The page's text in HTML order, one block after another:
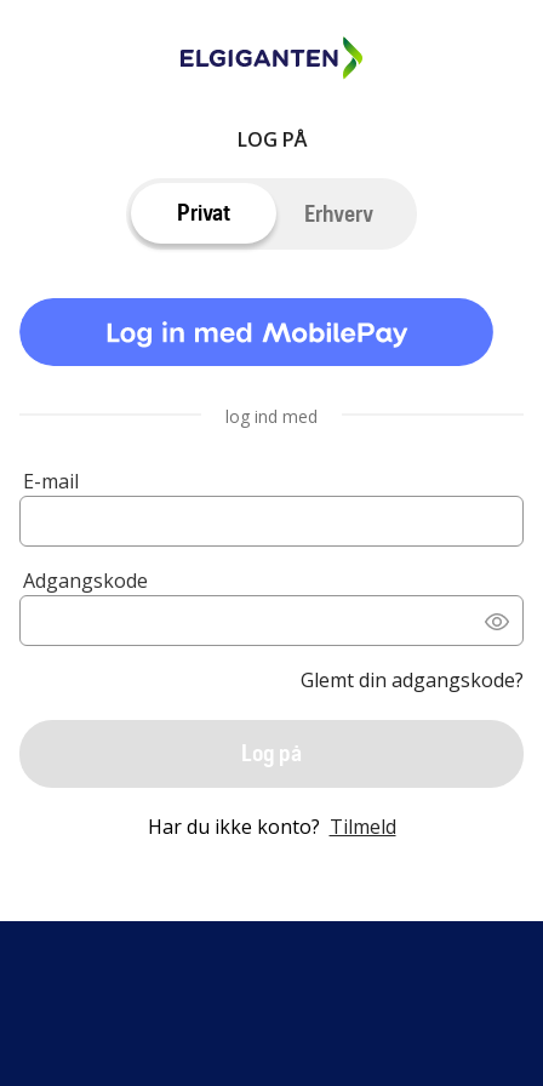
LOG PÅ
Privat Erhverv
log ind med
E-mail
Adgangskode
Glemt din adgangskode?
Log på
Har du ikke konto? Tilmeld